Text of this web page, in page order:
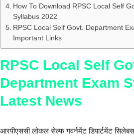
How To Download RPSC Local Self
Syllabus 2022
RPSC Local Self Govt. Department
Important Links
RPSC Local Self
Department Exam
Latest News
आरपीएससी लोकल सेल्फ गवर्नमेंट डिपार्टमेंट